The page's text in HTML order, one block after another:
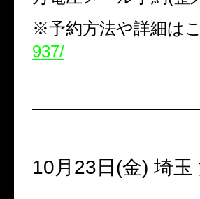
※予約方法や詳細は
937/
10月 23 日(金) 埼玉